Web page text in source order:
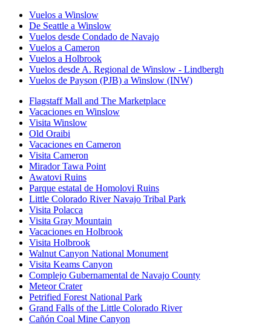
Vuelos a Winslow
De Seattle a Winslow
Vuelos desde Condado de Navajo
Vuelos a Cameron
Vuelos a Holbrook
Vuelos desde A. Regional de Winslow - Lindbergh
Vuelos de Payson (PJB) a Winslow (INW)
Flagstaff Mall and The Marketplace
Vacaciones en Winslow
Visita Winslow
Old Oraibi
Vacaciones en Cameron
Visita Cameron
Mirador Tawa Point
Awatovi Ruins
Parque estatal de Homolovi Ruins
Little Colorado River Navajo Tribal Park
Visita Polacca
Visita Gray Mountain
Vacaciones en Holbrook
Visita Holbrook
Walnut Canyon National Monument
Visita Keams Canyon
Complejo Gubernamental de Navajo County
Meteor Crater
Petrified Forest National Park
Grand Falls of the Little Colorado River
Cañón Coal Mine Canyon